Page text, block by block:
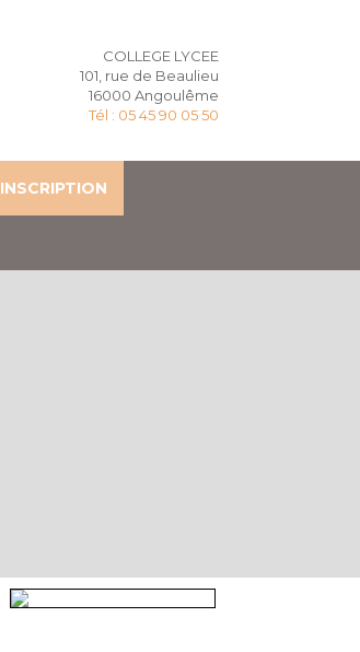
COLLEGE LYCEE
101, rue de Beaulieu
16000 Angoulême
Tél : 05 45 90 05 50
INSCRIPTION